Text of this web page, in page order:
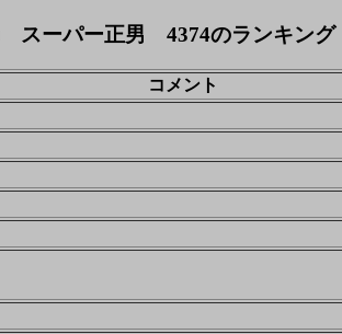
スーパー正男 4374のランキング
コメント